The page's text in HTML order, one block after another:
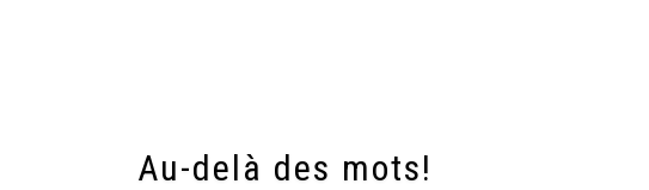
Au-delà des mots!